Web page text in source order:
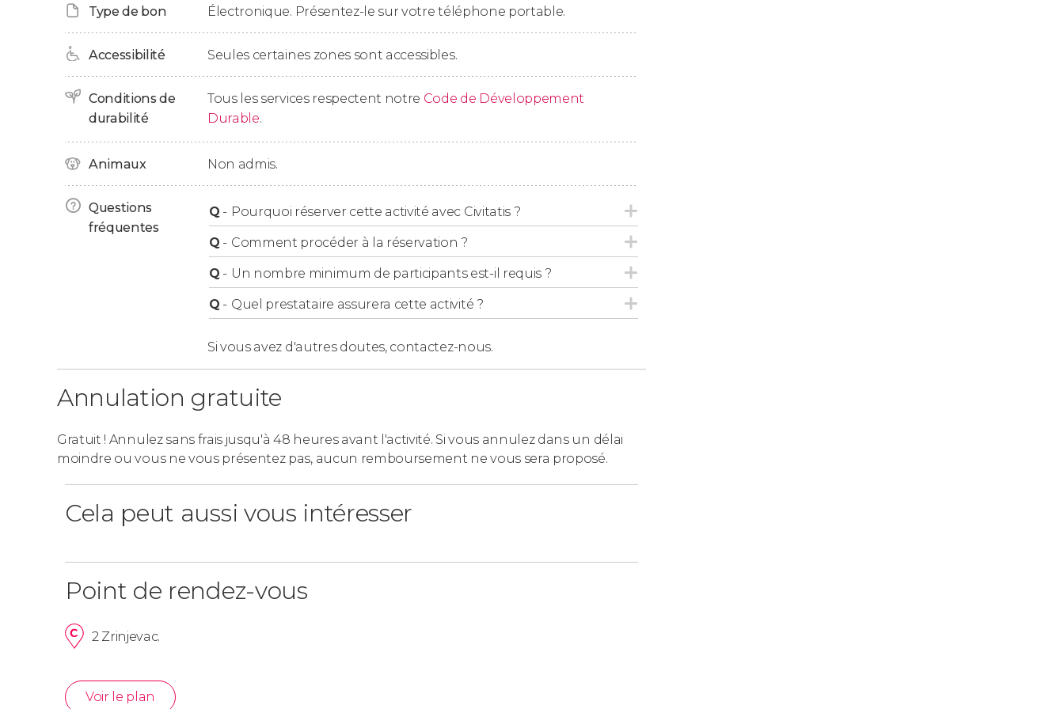
vous-même ou bien terminer l'excursion.
Après dix heures d'expérience, vous retournerez au point de départ où l'excursion prendra
fin.
Type de bon Électronique. Présentez-le sur votre téléphone portable.
Accessibilité Seules certaines zones sont accessibles.
Conditions de
durabilité
Tous les services respectent notre Code de Développement
Durable.
Animaux Non admis.
Questions
fréquentes
Q - Pourquoi réserver cette activité avec Civitatis ?
Q - Comment procéder à la réservation ?
Q - Un nombre minimum de participants est-il requis ?
Q - Quel prestataire assurera cette activité ?
Si vous avez d'autres doutes, contactez-nous.
Annulation gratuite
Gratuit ! Annulez sans frais jusqu'à 48 heures avant l'activité. Si vous annulez dans un délai
moindre ou vous ne vous présentez pas, aucun remboursement ne vous sera proposé.
Cela peut aussi vous intéresser
Point de rendez-vous
2 Zrinjevac.
Voir le plan